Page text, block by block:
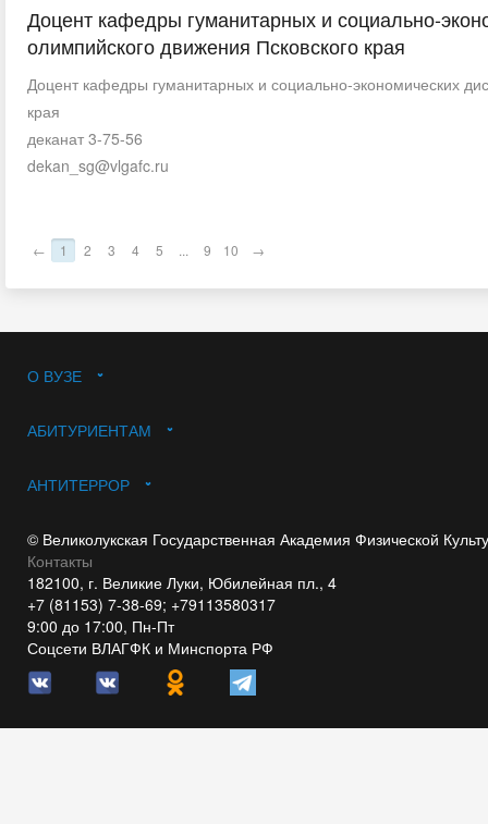
Доцент кафедры гуманитарных и социально-
олимпийского движения Псковского края
Доцент кафедры гуманитарных и социально-экономических
края
деканат 3-75-56
dekan_sg@vlgafc.ru
← 1 2 3 4 5 ... 9 10 →
О ВУЗЕ
АБИТУРИЕНТАМ
АНТИТЕРРОР
© Великолукская Государственная Академия Физической
Контакты
182100, г. Великие Луки, Юбилейная пл., 4
+7 (81153) 7-38-69; +79113580317
9:00 до 17:00, Пн-Пт
Соцсети ВЛАГФК и Минспорта РФ